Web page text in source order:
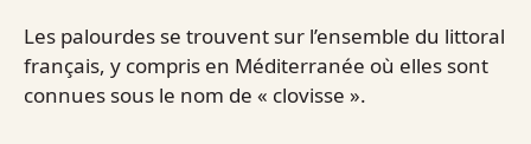
Les palourdes se trouvent sur l’ensemble du littoral
français, y compris en Méditerranée où elles sont
connues sous le nom de « clovisse ».